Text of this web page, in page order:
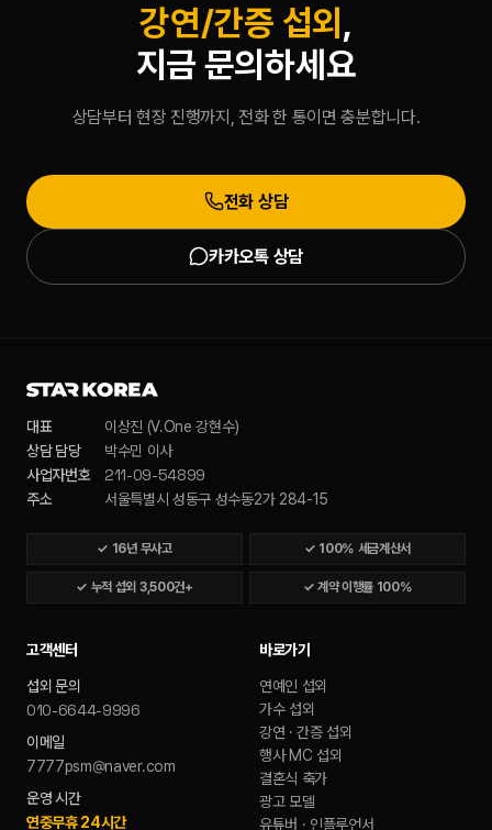
강연/간증 섭외 ,
지금 문의하세요
상담부터 현장 진행까지, 전화 한 통이면 충분합니다.
전화 상담
카카오톡 상담
대표
이상진 (V.One 강현수)
상담 담당
박수민 이사
사업자번호
211-09-54899
주소 서울특별시 성동구 성수동2가 284-15
✓ 16년 무사고 ✓ 100% 세금계산서
✓ 누적 섭외 3,500건+ ✓ 계약 이행률 100%
고객센터
섭외 문의
010-6644-9996
이메일
7777psm@naver.com
운영 시간
연중무휴 24시간
바로가기
연예인 섭외
가수 섭외
강연 · 간증 섭외
행사 MC 섭외
결혼식 축가
광고 모델
유튜버 · 인플루언서